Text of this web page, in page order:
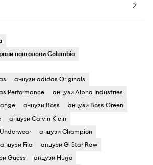
панталони Columbia
анцузи adidas Originals
Performance
анцузи Alpha Industries
анцузи Boss
анцузи Boss Green
анцузи Calvin Klein
анцузи Champion
анцузи Fila
анцузи G-Star Raw
Guess
анцузи Hugo